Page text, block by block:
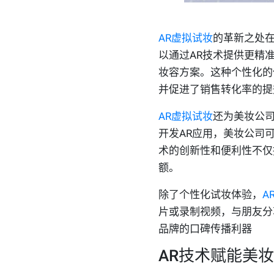
AR虚拟试妆的革新之处
以通过AR技术提供更精
妆容方案。这种个性化
并促进了销售转化率的
AR虚拟试妆还为美妆公
开发AR应用，美妆公司
术的创新性和便利性不
额。
除了个性化试妆体验，
片或录制视频，与朋友
品牌的口碑传播利器
AR技术赋能美